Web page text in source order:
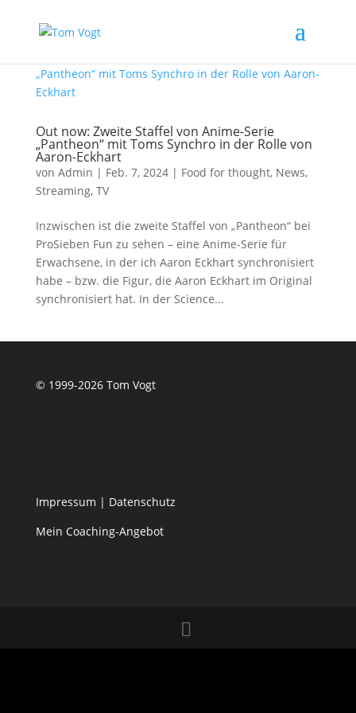
Out now: Zweite Staffel von Anime-Serie
„Pantheon“ mit Toms Synchro in der Rolle von
Aaron-Eckhart
von Admin | Feb. 7, 2024| Food for thought, News,
Streaming, TV
Inzwischen ist die zweite Staffel von „Pantheon“ bei
ProSieben Fun zu sehen – eine Anime-Serie für
Erwachsene, in der ich Aaron Eckhart synchronisiert
habe – bzw. die Figur, die Aaron Eckhart im Original
synchronisiert hat. In der Science...
© 1999-2026 Tom Vogt
Impressum | Datenschutz
Mein Coaching-Angebot